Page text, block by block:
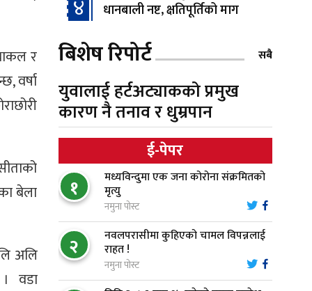
र
वर्षा
बेला
अलि
। वडा
४
धानबाली नष्ट, क्षतिपूर्तिको माग
५
स्थापनाको एक दशकपछि विनयी
शिलान्यास
६
भरतपुर अस्पतालद्वारा आइसियुमा
प्रतिक्षारत बिरामीको नाम ‘डिस्प्ले
७
नारायणघाट–बुटवल सडकमा
‘क्यानोपी ब्रिज’ निर्माण
८
मौलाकालिकाको १८८२ खुड्किला :
आस्था र आरोग्यको‘ ‘सर्ट हाइकिङ’
बिशेष रिपोर्ट सबै
युवालाई हर्टअट्याकको प्रमुख
कारण नै तनाव र धुम्रपान
ई-पेपर
१ मध्यविन्दुमा एक जना कोरोना संक्रमितको
मृत्यु
नमुना पोस्ट
२ नवलपरासीमा कुहिएको चामल विपन्नलाई
राहत !
नमुना पोस्ट